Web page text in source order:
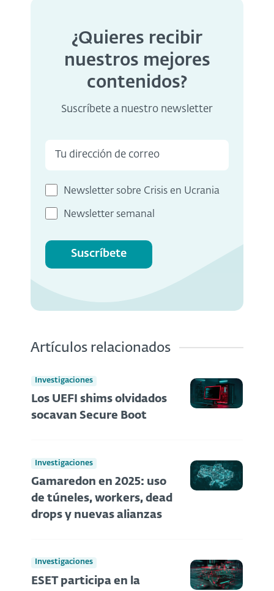
¿Quieres recibir
nuestros mejores
contenidos?
Suscríbete a nuestro newsletter
Newsletter sobre Crisis en Ucrania
Newsletter semanal
Suscríbete
Artículos relacionados
Investigaciones
Los UEFI shims olvidados
socavan Secure Boot
Investigaciones
Gamaredon en 2025: uso
de túneles, workers, dead
drops y nuevas alianzas
Investigaciones
ESET participa en la